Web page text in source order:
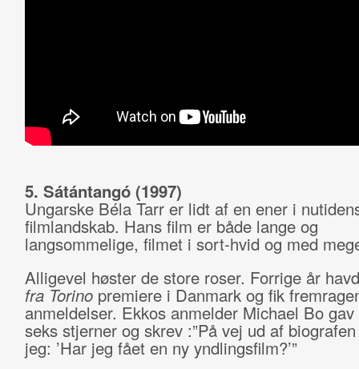
5. Sátántangó (1997)
Ungarske Béla Tarr er lidt af en ener i
filmlandskab. Hans film er både lange og
langsommelige, filmet i sort-hvid og med
Alligevel høster de store roser. Forrige år
fra Torinopremiere i Danmark og fik
anmeldelser. Ekkos anmelder Michael Bo
seks stjerner og skrev :”På vej ud af
jeg: ’Har jeg fået en ny yndlingsfilm?’”